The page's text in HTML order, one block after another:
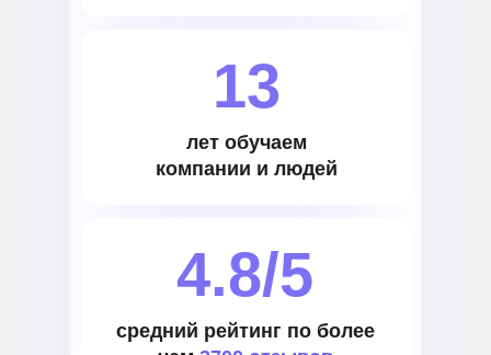
13
лет обучаем
компании и людей
4.8/5
средний рейтинг по более